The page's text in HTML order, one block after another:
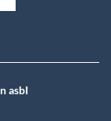
asbI